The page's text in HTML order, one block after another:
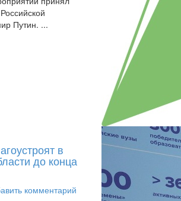
Путин. ...
в
до конца
комментарий